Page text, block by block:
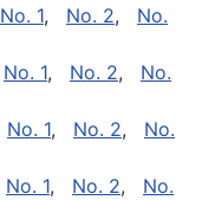
No. 1, No. 2, No.
No. 1, No. 2, No.
No. 1, No. 2, No.
No. 1, No. 2, No.